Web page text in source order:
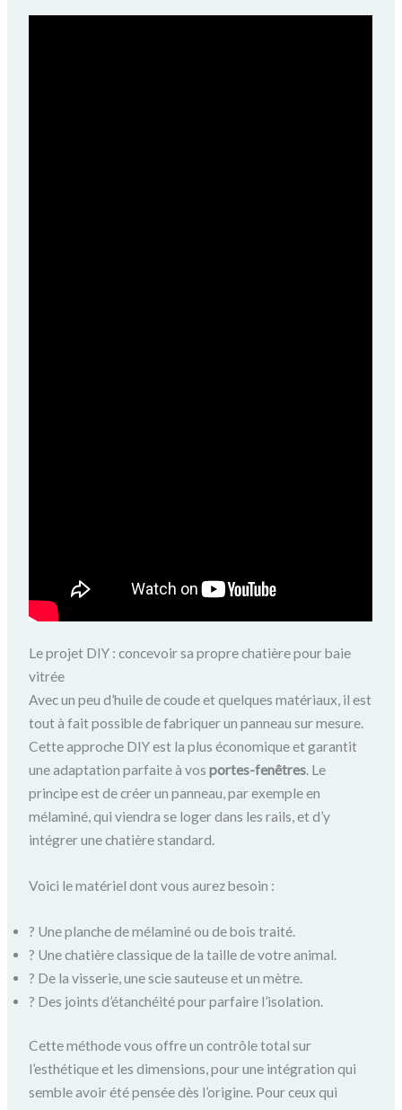
Le projet DIY : concevoir sa propre chatière pour baie
vitrée
Avec un peu d’huile de coude et quelques matériaux, il est
tout à fait possible de fabriquer un panneau sur mesure.
Cette approche DIY est la plus économique et garantit
une adaptation parfaite à vosportes-fenêtres. Le
principe est de créer un panneau, par exemple en
mélaminé, qui viendra se loger dans les rails, et d’y
intégrer une chatière standard.
Voici le matériel dont vous aurez besoin :
? Une planche de mélaminé ou de bois traité.
? Une chatière classique de la taille de votre animal.
? De la visserie, une scie sauteuse et un mètre.
?️ Des joints d’étanchéité pour parfaire l’isolation.
Cette méthode vous offre un contrôle total sur
l’esthétique et les dimensions, pour une intégration qui
semble avoir été pensée dès l’origine. Pour ceux qui